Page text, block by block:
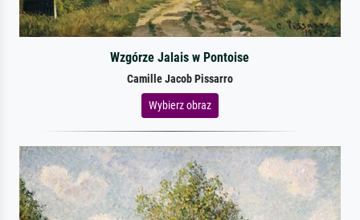
Wzgórze Jalais w Pontoise
Camille Jacob Pissarro
Wybierz obraz